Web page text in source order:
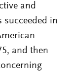
and
succeeded in
and then